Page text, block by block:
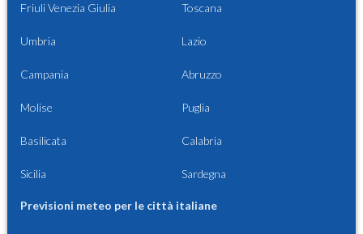
Friuli Venezia Giulia Toscana
Umbria Lazio
Campania Abruzzo
Molise Puglia
Basilicata Calabria
Sicilia Sardegna
Previsioni meteo per le città italiane